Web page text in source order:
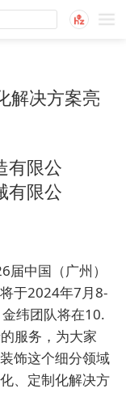
解决方案亮
有限公
有限公
中国（广州）
于2024年7月8-
金纬团队将在10.
服务，为大家
饰这个细分领域
、定制化解决方